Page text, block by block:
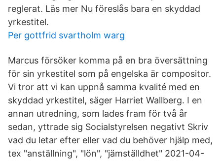
reglerat. Läs mer Nu föreslås bara en skyddad
yrkestitel.
Per gottfrid svartholm warg
Marcus försöker komma på en bra översättning
för sin yrkestitel som på engelska är compositor.
Vi tror att vi kan uppnå samma kvalité med en
skyddad yrkestitel, säger Harriet Wallberg. I en
annan utredning, som lades fram för två år
sedan, yttrade sig Socialstyrelsen negativt Skriv
vad du letar efter eller vad du behöver hjälp med,
tex "anställning", "lön", "jämställdhet" 2021-04-